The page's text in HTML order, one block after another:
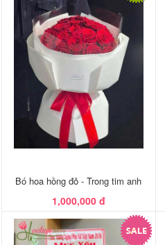
Bó hoa hồng đỏ - Trong tim anh
1,000,000 đ